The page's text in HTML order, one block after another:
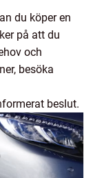
du köper en
på att du
och
besöka
beslut.